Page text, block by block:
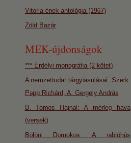
Vitorla-ének antológia (1967)
Zöld Bazár
MEK-újdonságok
*** Erdélyi monográfia (2 kötet)
A nemzettudat tárgyiasulásai. Szerk.
Papp Richárd, A. Gergely András
B. Tomos Hajnal: A mérleg hava
(versek)
Bölöni Domokos: A rablóhús